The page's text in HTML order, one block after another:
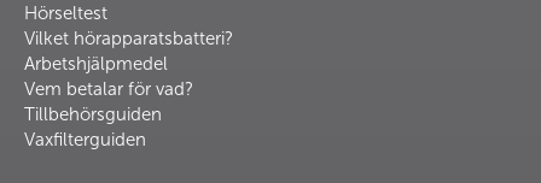
Hörseltest
Vilket hörapparatsbatteri?
Arbetshjälpmedel
Vem betalar för vad?
Tillbehörsguiden
Vaxfilterguiden